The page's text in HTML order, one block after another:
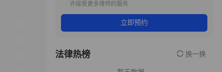
许接受更多律师的服务
立即预约
法律热榜 换一换